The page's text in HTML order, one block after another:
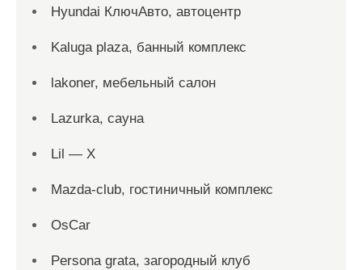
Hyundai КлючАвто, автоцентр
Kaluga plaza, банный комплекс
lakoner, мебельный салон
Lazurka, сауна
Lil — X
Mazda-club, гостиничный комплекс
OsCar
Persona grata, загородный клуб